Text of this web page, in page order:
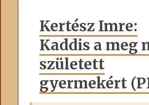
Kertész Imre:
Kaddis a meg
született
gyermekért